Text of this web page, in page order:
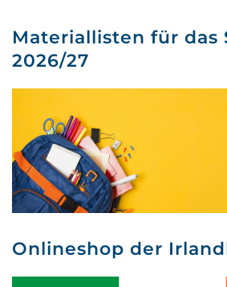
Materiallisten für das
2026/27
Onlineshop der